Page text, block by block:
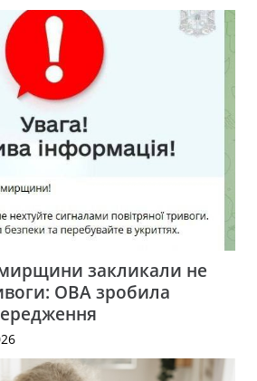
закликали не
ОВА зробила